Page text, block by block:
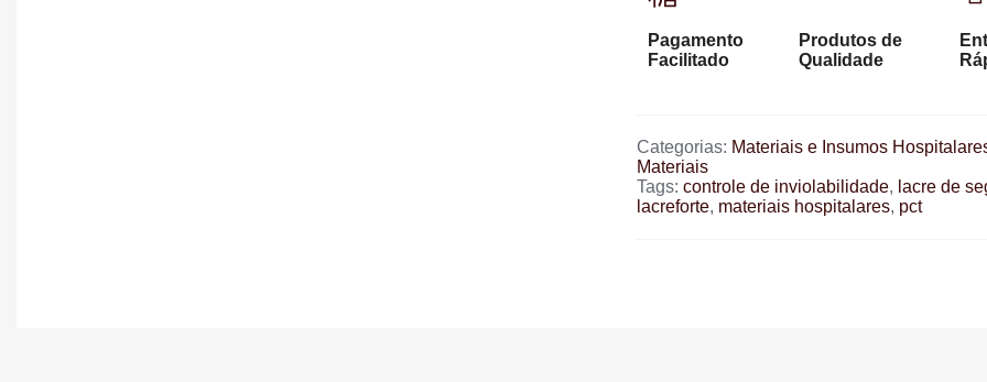
Pagamento
Facilitado
Produtos de
Qualidade
Categorias: Materiais e Insumos
Materiais
Tags: controle de inviolabilidade, lacre de
lacreforte, materiais hospitalares, pct